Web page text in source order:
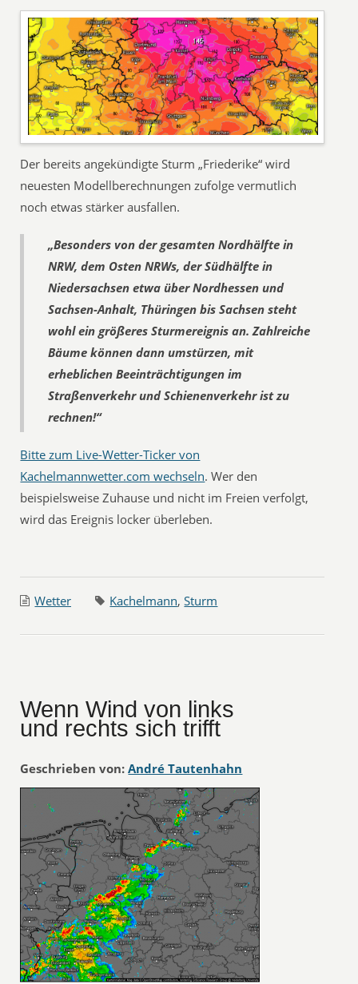
Der bereits angekündigte Sturm „Friederike“ wird
neuesten Modellberechnungen zufolge vermutlich
noch etwas stärker ausfallen.
„Besonders von der gesamten Nordhälfte in
NRW, dem Osten NRWs, der Südhälfte in
Niedersachsen etwa über Nordhessen und
Sachsen-Anhalt, Thüringen bis Sachsen steht
wohl ein größeres Sturmereignis an. Zahlreiche
Bäume können dann umstürzen, mit
erheblichen Beeinträchtigungen im
Straßenverkehr und Schienenverkehr ist zu
rechnen!“
Bitte zum Live-Wetter-Ticker von
Kachelmannwetter.com wechseln. Wer den
beispielsweise Zuhause und nicht im Freien verfolgt,
wird das Ereignis locker überleben.
Wetter Kachelmann,Sturm
Wenn Wind von links
und rechts sich trifft
Geschrieben von: André Tautenhahn